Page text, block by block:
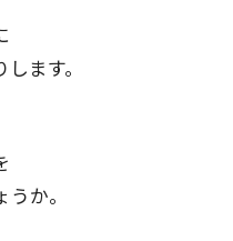
ます。
か。